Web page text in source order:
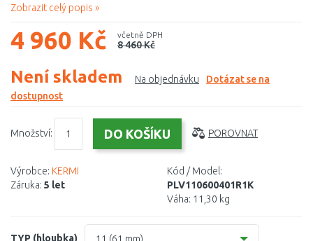
Zobrazit celý popis »
4 960 Kč včetně DPH
8 460 Kč
Není skladem Na objednávku
Dotázat se na
dostupnost
Množství: POROVNAT
Výrobce: KERMI
Záruka: 5 let
Kód / Model:
PLV110600401R1K
Váha: 11,30 kg
TYP (hloubka)